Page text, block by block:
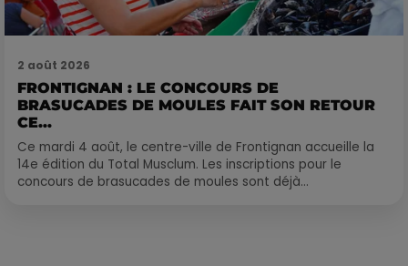
2 août 2026
FRONTIGNAN : LE CONCOURS DE
BRASUCADES DE MOULES FAIT SON RETOUR
CE...
Ce mardi 4 août, le centre-ville de Frontignan accueille la
14e édition du Total Musclum. Les inscriptions pour le
concours de brasucades de moules sont déjà...